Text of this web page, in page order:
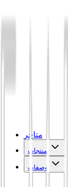
متاجر
منتجات
وصفات